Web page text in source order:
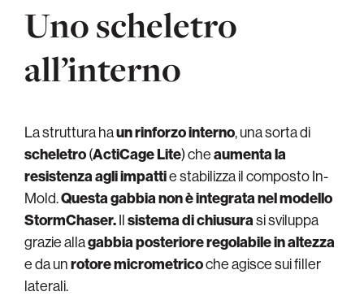
Uno scheletro
all’interno
La struttura haun rinforzo interno, una sorta di
scheletro(ActiCage Lite) cheaumenta la
resistenza agli impattie stabilizza il composto In-
Mold.Questa gabbia non è integrata nel modello
StormChaser.Ilsistema di chiusurasi sviluppa
grazie allagabbia posteriore regolabile in altezza
e da unrotore micrometricoche agisce sui filler
laterali.